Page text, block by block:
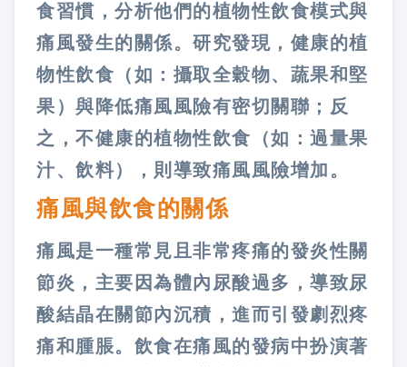
食習慣，分析他們的植物性飲食模式與
痛風發生的關係。研究發現，健康的植
物性飲食（如：攝取全穀物、蔬果和堅
果）與降低痛風風險有密切關聯；反
之，不健康的植物性飲食（如：過量果
汁、飲料），則導致痛風風險增加。
痛風與飲食的關係
痛風是一種常見且非常疼痛的發炎性關
節炎，主要因為體內尿酸過多，導致尿
酸結晶在關節內沉積，進而引發劇烈疼
痛和腫脹。飲食在痛風的發病中扮演著